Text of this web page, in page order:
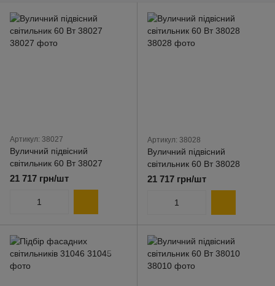
Артикул: 38027
Вуличний підвісний
світильник 60 Вт 38027
21 717 грн/шт
Артикул: 38028
Вуличний підвісний
світильник 60 Вт 38028
21 717 грн/шт